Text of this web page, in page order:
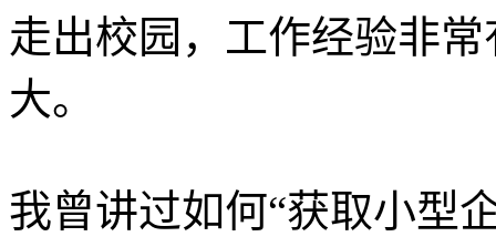
走出校园，工作经验非
大。
我曾讲过如何“获取小型